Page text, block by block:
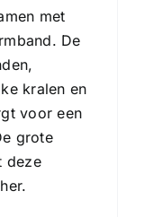
met
De
kralen en
voor een
grote
deze